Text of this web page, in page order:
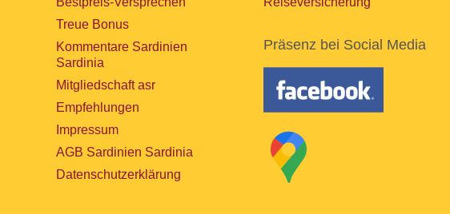
Treue Bonus
Kommentare Sardinien
Sardinia
Mitgliedschaft asr
Empfehlungen
Impressum
AGB Sardinien Sardinia
Datenschutzerklärung
Präsenz bei Social Media